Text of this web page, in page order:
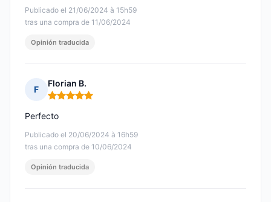
Publicado el 21/06/2024 à 15h59
tras una compra de 11/06/2024
Opinión traducida
F
Florian B.
Nota: 5 de 5
Publicado el 20/06/2024 à 16h59
tras una compra de 10/06/2024
Perfecto
Opinión traducida